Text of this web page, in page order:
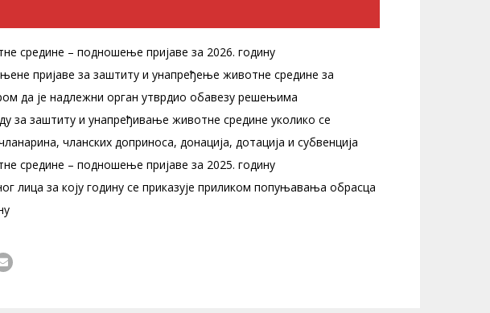
средине – подношење пријаве за 2026. годину
пријаве за заштиту и унапређење животне средине за
да је надлежни орган утврдио обавезу решењима
за заштиту и унапређивање животне средине уколико се
чланских доприноса, донација, дотација и субвенција
средине – подношење пријаве за 2025. годину
лица за коју годину се приказује приликом попуњавања обрасца